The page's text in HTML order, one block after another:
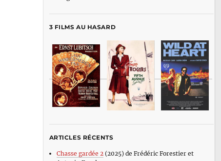
3 FILMS AU HASARD
ARTICLES RÉCENTS
Chasse gardée 2(2025) de Frédéric Forestier et